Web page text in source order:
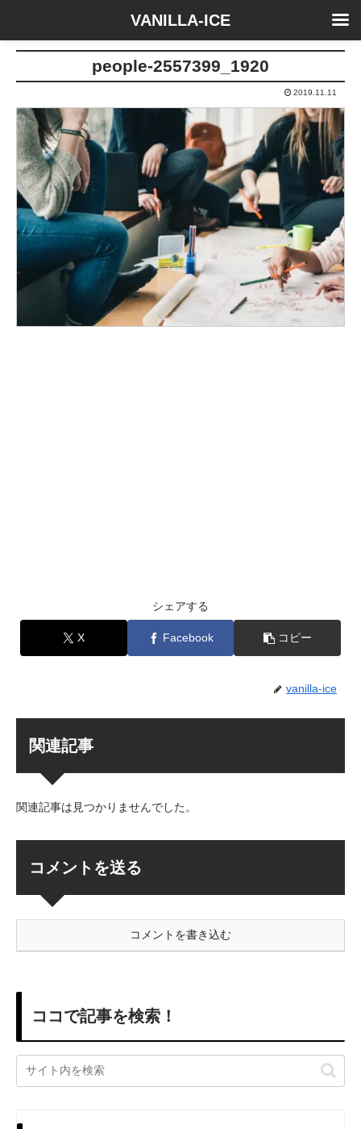
people-2557399_1920
2019.11.11
シェアする
X Facebook コピー
vanilla-ice
関連記事
関連記事は見つかりませんでした。
コメントを送る
コメントを書き込む
ココで記事を検索！
VANILLA-ICE